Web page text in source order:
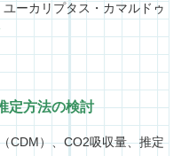
ーカリプタス・カマルドゥ
定方法の検討
CDM）、CO2吸収量、推定